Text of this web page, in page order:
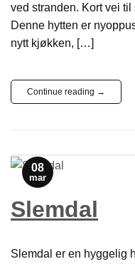
ved stranden. Kort vei
Denne hytten er
nytt kjøkken, […]
Continue reading →
08
mar
Slemdal
Slemdal er en hyggelig